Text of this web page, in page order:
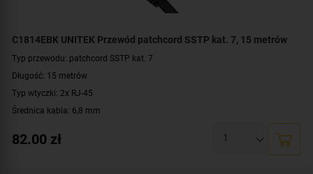
C1814EBK UNITEK Przewód patchcord SSTP kat. 7, 15 metrów
Typ przewodu: patchcord SSTP kat. 7
Długość: 15 metrów
Typ wtyczki: 2x RJ-45
Średnica kabla: 6,8 mm
Prędkość: 10/100/1000 Mbit
82.00 zł